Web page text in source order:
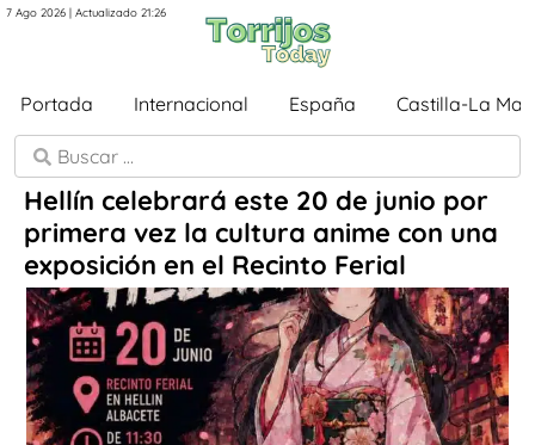
7 Ago 2026 | Actualizado 21:26
Portada Internacional España Castilla-La
Hellín celebrará este 20 de junio por
primera vez la cultura anime con una
exposición en el Recinto Ferial